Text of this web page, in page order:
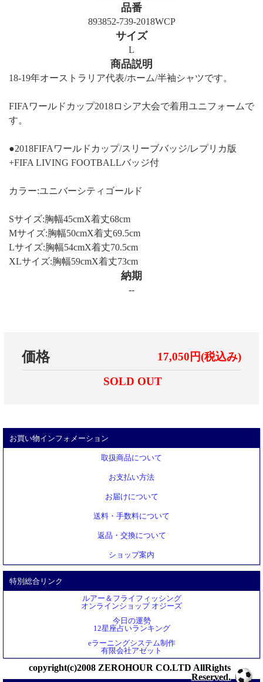
品番
893852-739-2018WCP
サイズ
L
商品説明
18-19年オーストラリア代表/ホーム/半袖シャツです。
FIFAワールドカップ2018ロシア大会で着用ユニフォームで
す。
●2018FIFAワールドカップ/スリーブバッジ/レプリカ版
+FIFA LIVING FOOTBALLバッジ付
カラー:ユニバーシティゴールド
Sサイズ:胸幅45cmX着丈68cm
Mサイズ:胸幅50cmX着丈69.5cm
Lサイズ:胸幅54cmX着丈70.5cm
XLサイズ:胸幅59cmX着丈73cm
納期
--
価格
17,050円(税込み)
SOLD OUT
お買い物インフォメーション
取扱商品について
お支払い方法
お届けについて
送料・手数料について
返品・交換について
ショップ案内
特別総合リンク
ルアー＆フライフィッシング
オンラインショップ オジーズ
今日の運勢
12星座占いランキング
eラーニングシステム制作
有限会社アゼット
copyright(c)2008 ZEROHOUR CO.LTD AllRights
Reserved.